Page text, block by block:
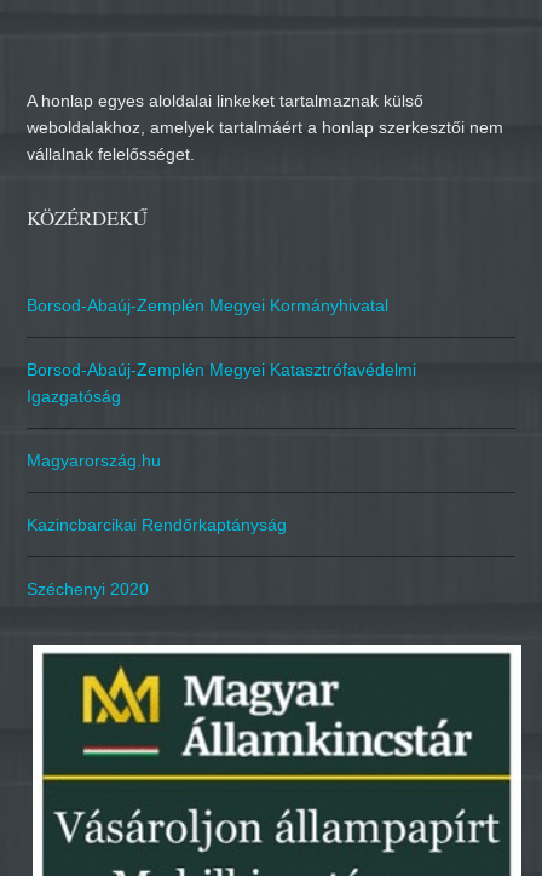
A honlap egyes aloldalai linkeket tartalmaznak külső
weboldalakhoz, amelyek tartalmáért a honlap szerkesztői nem
vállalnak felelősséget.
KÖZÉRDEKŰ
Borsod-Abaúj-Zemplén Megyei Kormányhivatal
Borsod-Abaúj-Zemplén Megyei Katasztrófavédelmi
Igazgatóság
Magyarország.hu
Kazincbarcikai Rendőrkaptányság
Széchenyi 2020